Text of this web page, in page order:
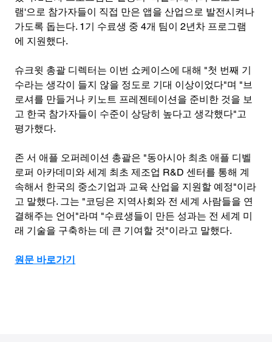
램'으로 참가자들이 직접 만은 앱을 산업으로 발전시켜나
가도록 돕는다. 1기 수료생 중 4개 팀이 2년차 프로그램
에 지원했다.
슈크윗 총괄 디렉터는 이번 쇼케이스에 대해 "첫 번째 기
수라는 생각이 들지 않을 정도로 기대 이상이었다"며 "브
로셔를 만들거나 키노트 프레젠테이션을 준비한 것을 보
고 한국 참가자들이 수준이 상당히 높다고 생각했다"고
평가했다.
존 서 애플 오퍼레이션 총괄은 "동아시아 최초 애플 디벨
로퍼 아카데미와 세계 최초 제조업 R&D 센터를 통해 계
속해서 한국의 중소기업과 교육 산업을 지원할 예정"이라
고 말했다. 그는 "코딩은 지역사회와 전 세계 사람들을 연
결해주는 언어"라며 "수료생들이 만든 성과는 전 세계 미
래 기술을 구축하는 데 큰 기여할 것"이라고 말했다.
원문 바로가기